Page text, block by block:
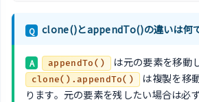
Q clone()とappendTo()の違いは何
A appendTo() は元の要素を移動
clone().appendTo()
は複製を移
ります。元の要素を残したい場合は必